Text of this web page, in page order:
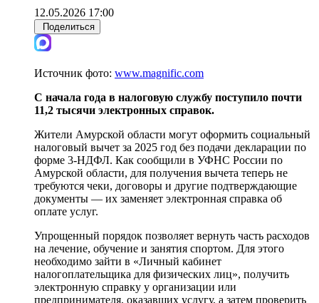
12.05.2026 17:00
Поделиться
Источник фото: www.magnific.com
С начала года в налоговую службу поступило почти
11,2 тысячи электронных справок.
Жители Амурской области могут оформить социальный
налоговый вычет за 2025 год без подачи декларации по
форме 3-НДФЛ. Как сообщили в УФНС России по
Амурской области, для получения вычета теперь не
требуются чеки, договоры и другие подтверждающие
документы — их заменяет электронная справка об
оплате услуг.
Упрощенный порядок позволяет вернуть часть расходов
на лечение, обучение и занятия спортом. Для этого
необходимо зайти в «Личный кабинет
налогоплательщика для физических лиц», получить
электронную справку у организации или
предпринимателя, оказавших услугу, а затем проверить